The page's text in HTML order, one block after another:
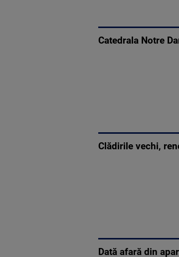
Catedrala Notre
Clădirile vechi,
Dată afară din